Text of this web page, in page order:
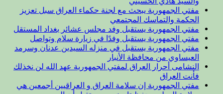
مفتي الجمهورية يبحث مع لجنة حكماء العراق سبل تعزيز
الحكمة والتماسك المجتمعي
مفتي الجمهورية يستقبل وفد مجلس عشائر بغداد المستقل
مفتي الجمهورية يستقبل وفدًا في زيارة سلام وتواصل
مفتي الجمهورية يستقبل في منزله السيدين عدنان وسرمد
العيساوي من محافظة الأنبار
النشامى أحرار العراق لمفتي الجمهورية عهد الله لن نخذلك
فأنت العراق
مفتي الجمهورية إن سلامة العراق و العراقيين أجمعين هي